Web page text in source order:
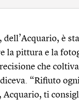
dell’Acquario, è
la pittura e la
che
“Rifiuto
Acquario, ti